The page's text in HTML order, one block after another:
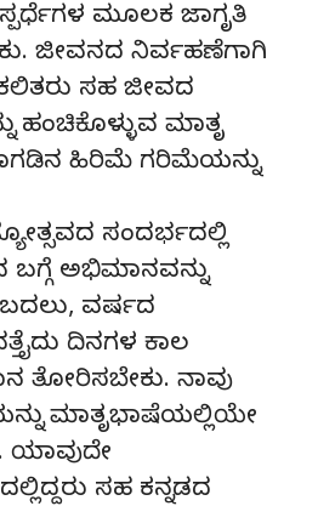
ಸ್ಪರ್ಧೆಗಳ ಮೂಲಕ ಜಾಗೃತಿ
ಜೀವನದ ನಿರ್ವಹಣೆಗಾಗಿ
ಸಹ ಜೀವದ
ಹಂಚಿಕೊಳ್ಳುವ ಮಾತೃ
ಹಿರಿಮೆ ಗರಿಮೆಯನ್ನು
ಸಂದರ್ಭದಲ್ಲಿ
ಬಗ್ಗೆ ಅಭಿಮಾನವನ್ನು
ವರ್ಷದ
ದಿನಗಳ ಕಾಲ
ತೋರಿಸಬೇಕು. ನಾವು
ಮಾತೃಭಾಷೆಯಲ್ಲಿಯೇ
ಯಾವುದೇ
ಸಹ ಕನ್ನಡದ